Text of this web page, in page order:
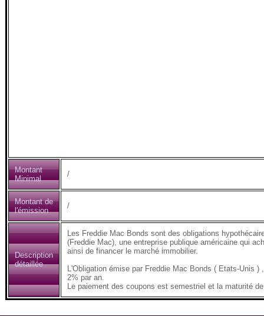
Montant
Minimal
/
Montant de
l'émission
/
Description
détaillée
Les Freddie Mac Bonds sont des obligations
(Freddie Mac), une entreprise publique américaine qui
ainsi de financer le marché immobilier.
L'Obligation émise par Freddie Mac Bonds ( Etats-Unis
2% par an.
Le paiement des coupons est semestriel et la maturité